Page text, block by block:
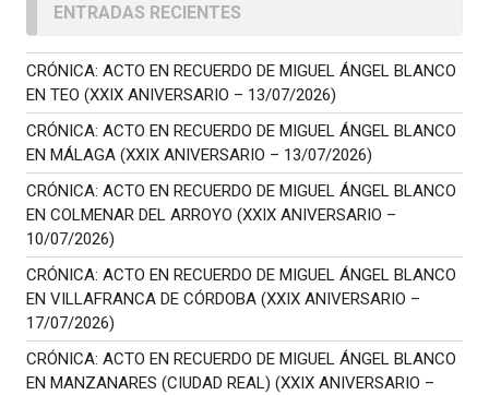
ENTRADAS RECIENTES
CRÓNICA: ACTO EN RECUERDO DE MIGUEL ÁNGEL BLANCO
EN TEO (XXIX ANIVERSARIO – 13/07/2026)
CRÓNICA: ACTO EN RECUERDO DE MIGUEL ÁNGEL BLANCO
EN MÁLAGA (XXIX ANIVERSARIO – 13/07/2026)
CRÓNICA: ACTO EN RECUERDO DE MIGUEL ÁNGEL BLANCO
EN COLMENAR DEL ARROYO (XXIX ANIVERSARIO –
10/07/2026)
CRÓNICA: ACTO EN RECUERDO DE MIGUEL ÁNGEL BLANCO
EN VILLAFRANCA DE CÓRDOBA (XXIX ANIVERSARIO –
17/07/2026)
CRÓNICA: ACTO EN RECUERDO DE MIGUEL ÁNGEL BLANCO
EN MANZANARES (CIUDAD REAL) (XXIX ANIVERSARIO –